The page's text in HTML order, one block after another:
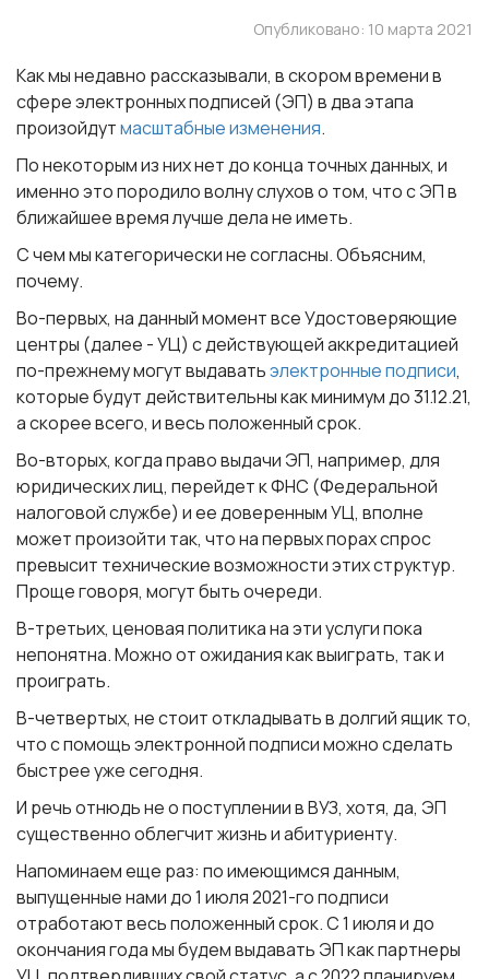
Опубликовано: 10 марта 2021
Как мы недавно рассказывали, в скором времени в
сфере электронных подписей (ЭП) в два этапа
произойдутмасштабные изменения.
По некоторым из них нет до конца точных данных, и
именно это породило волну слухов о том, что с ЭП в
ближайшее время лучше дела не иметь.
С чем мы категорически не согласны. Объясним,
почему.
Во-первых, на данный момент все Удостоверяющие
центры (далее - УЦ) с действующей аккредитацией
по-прежнему могут выдаватьэлектронные подписи,
которые будут действительны как минимум до 31.12.21,
а скорее всего, и весь положенный срок.
Во-вторых, когда право выдачи ЭП, например, для
юридических лиц, перейдет к ФНС (Федеральной
налоговой службе) и ее доверенным УЦ, вполне
может произойти так, что на первых порах спрос
превысит технические возможности этих структур.
Проще говоря, могут быть очереди.
В-третьих, ценовая политика на эти услуги пока
непонятна. Можно от ожидания как выиграть, так и
проиграть.
В-четвертых, не стоит откладывать в долгий ящик то,
что с помощь электронной подписи можно сделать
быстрее уже сегодня.
И речь отнюдь не о поступлении в ВУЗ, хотя, да, ЭП
существенно облегчит жизнь и абитуриенту.
Напоминаем еще раз: по имеющимся данным,
выпущенные нами до 1 июля 2021-го подписи
отработают весь положенный срок. С 1 июля и до
окончания года мы будем выдавать ЭП как партнеры